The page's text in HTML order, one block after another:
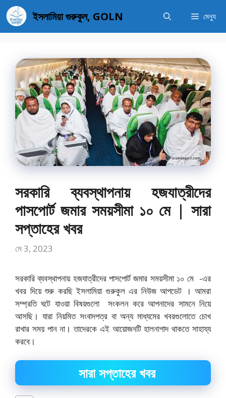
এড়িেয়
লেখায়
যান
ইসলামিয়া গুরুকুল, GOLN মেন্যু
সরকারি ব্যবস্থাপনায় হজযাত্রীদের
পাসপোর্ট জমার সময়সীমা ১০ মে | সারা
সপ্তাহের খবর
মে 3, 2023
সরকারি ব্যবস্থাপনায় হজযাত্রীদের পাসপোর্ট জমার সময়সীমা ১০ মে -এর
খবর দিয়ে শুরু করছি ইসলামিয়া গুরুকুল এর নিউজ আপডেট । আমরা
সম্প্রতি ঘটে যাওয়া বিষয়গুলো সংকলন করে আপনাদের সামনে নিয়ে
আসছি। যারা নিয়মিত সংবাদপত্র বা অন্য মাধ্যমের খবরগুলোতে চোখ
রাখার সময় পান না। তাদেরকে এই আয়োজনটি হালনাগাদ থাকতে সাহায্য
করবে।
সারা সপ্তাহের খবর